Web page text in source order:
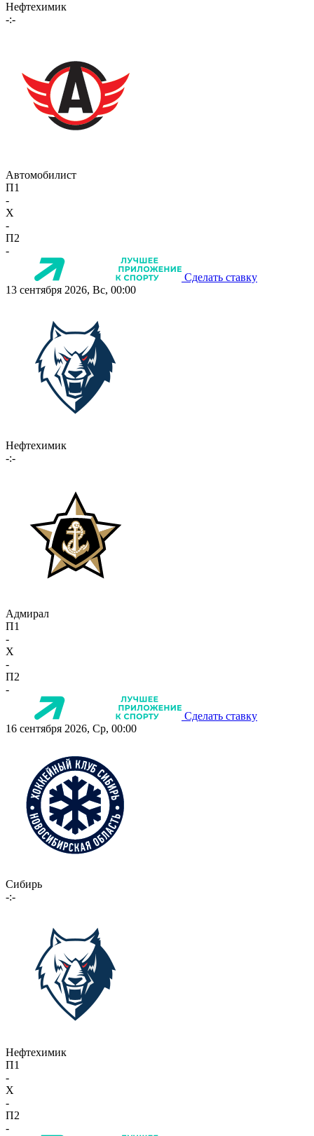
Нефтехимик
-:-
Автомобилист
П1
-
X
-
П2
-
Сделать ставку
13 сентября 2026, Вс, 00:00
Нефтехимик
-:-
Адмирал
П1
-
X
-
П2
-
Сделать ставку
16 сентября 2026, Ср, 00:00
Сибирь
-:-
Нефтехимик
П1
-
X
-
П2
-